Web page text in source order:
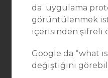
da uygulama
görüntülenmek
içerisinden şifreli
Google da “what
değiştiğini